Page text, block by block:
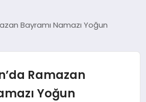
Bayramı Namazı Yoğun
Ramazan
Yoğun